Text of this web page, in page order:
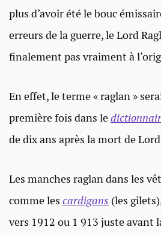
plus d’avoir été le bouc
erreurs de la guerre, le Lord
finalement pas vraiment à
En effet, le terme « raglan »
première fois dans le
de dix ans après la mort de
Les manches raglan dans les
comme les cardigans (les
vers 1912 ou 1 913 juste avant